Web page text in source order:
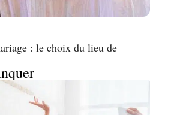
: le choix du lieu de